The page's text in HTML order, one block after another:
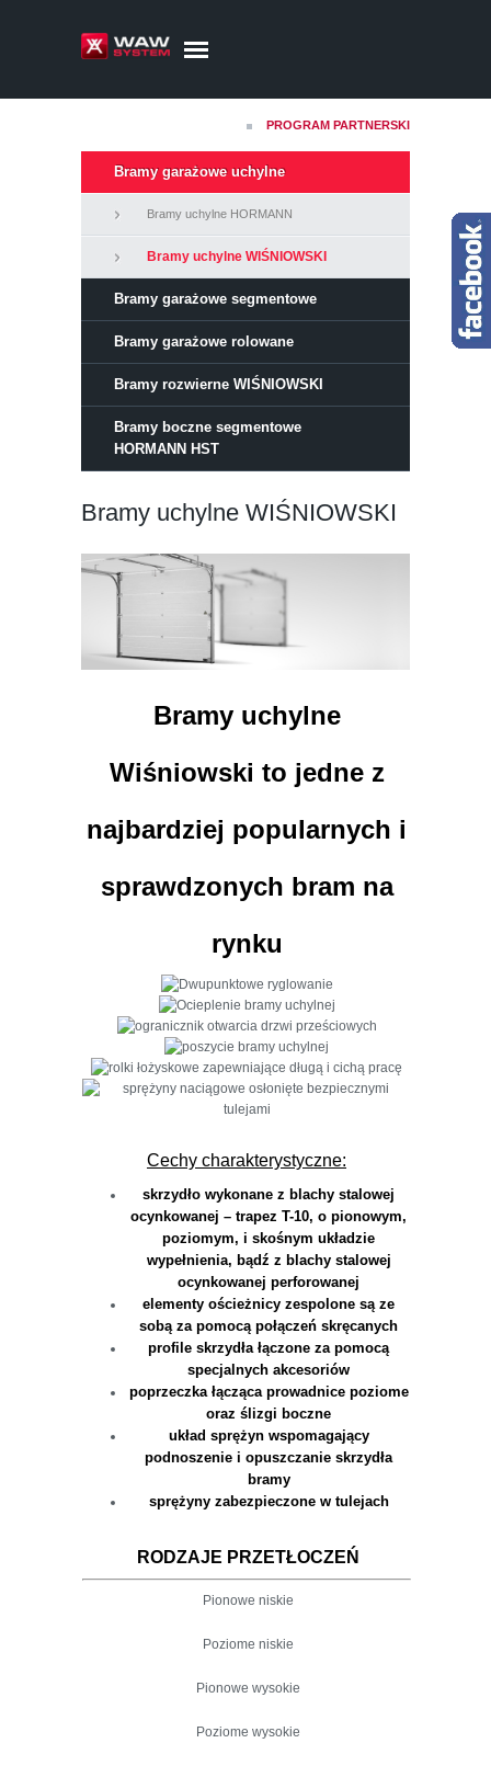
PROGRAM PARTNERSKI
Bramy garażowe uchylne
Bramy uchylne HORMANN
Bramy uchylne WIŚNIOWSKI
Bramy garażowe segmentowe
Bramy garażowe rolowane
Bramy rozwierne WIŚNIOWSKI
Bramy boczne segmentowe
HORMANN HST
Bramy uchylne WIŚNIOWSKI
Bramy uchylne
Wiśniowski to jedne z
najbardziej popularnych i
sprawdzonych bram na
rynku
Cechy charakterystyczne:
skrzydło wykonane z blachy stalowej
ocynkowanej – trapez T-10, o pionowym,
poziomym, i skośnym układzie
wypełnienia, bądź z blachy stalowej
ocynkowanej perforowanej
elementy ościeżnicy zespolone są ze
sobą za pomocą połączeń skręcanych
profile skrzydła łączone za pomocą
specjalnych akcesoriów
poprzeczka łącząca prowadnice poziome
oraz ślizgi boczne
układ sprężyn wspomagający
podnoszenie i opuszczanie skrzydła
bramy
sprężyny zabezpieczone w tulejach
RODZAJE PRZETŁOCZEŃ
Pionowe niskie
Poziome niskie
Pionowe wysokie
Poziome wysokie